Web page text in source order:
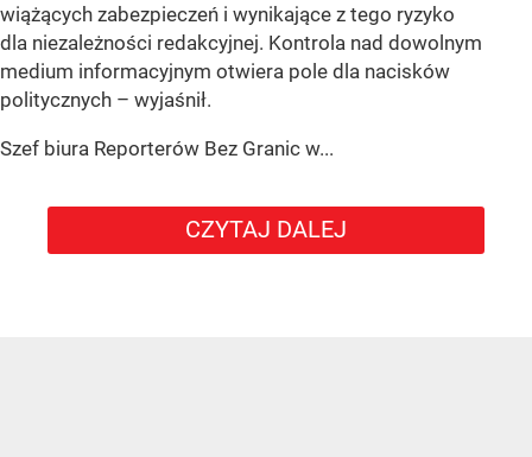
wiążących zabezpieczeń i wynikające z tego ryzyko
dla niezależności redakcyjnej. Kontrola nad dowolnym
medium informacyjnym otwiera pole dla nacisków
politycznych – wyjaśnił.
Szef biura Reporterów Bez Granic w...
CZYTAJ DALEJ